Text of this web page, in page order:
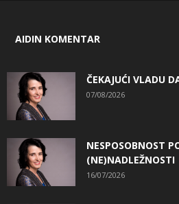
AIDIN KOMENTAR
ČEKAJUĆI VLADU
07/08/2026
NESPOSOBNOST
(NE)NADLEŽNOSTI
16/07/2026